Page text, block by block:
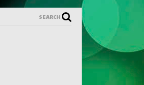
SEARCH